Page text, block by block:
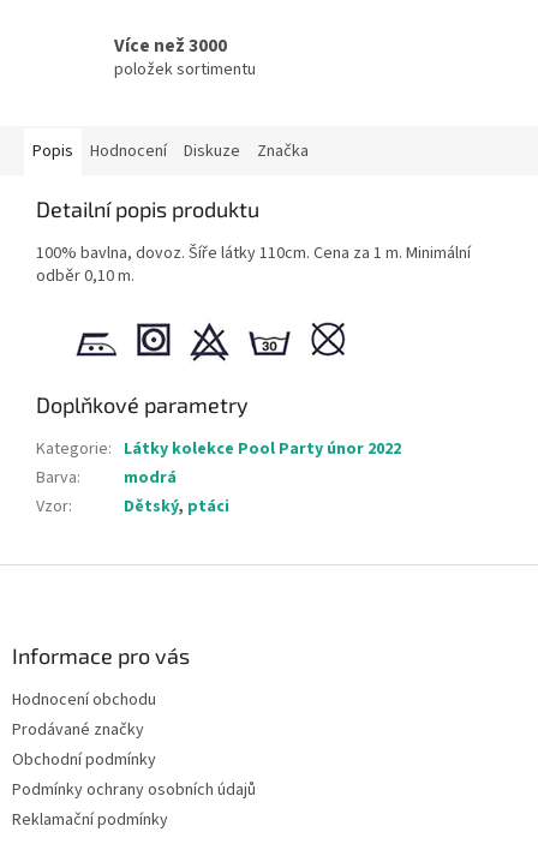
Více než 3000
položek sortimentu
Popis Hodnocení Diskuze Značka
Detailní popis produktu
100% bavlna, dovoz. Šíře látky 110cm. Cena za 1 m. Minimální
odběr 0,10 m.
Doplňkové parametry
Kategorie: Látky kolekce Pool Party únor 2022
Barva:
modrá
Vzor: Dětský, ptáci
Informace pro vás
Hodnocení obchodu
Prodávané značky
Obchodní podmínky
Podmínky ochrany osobních údajů
Reklamační podmínky